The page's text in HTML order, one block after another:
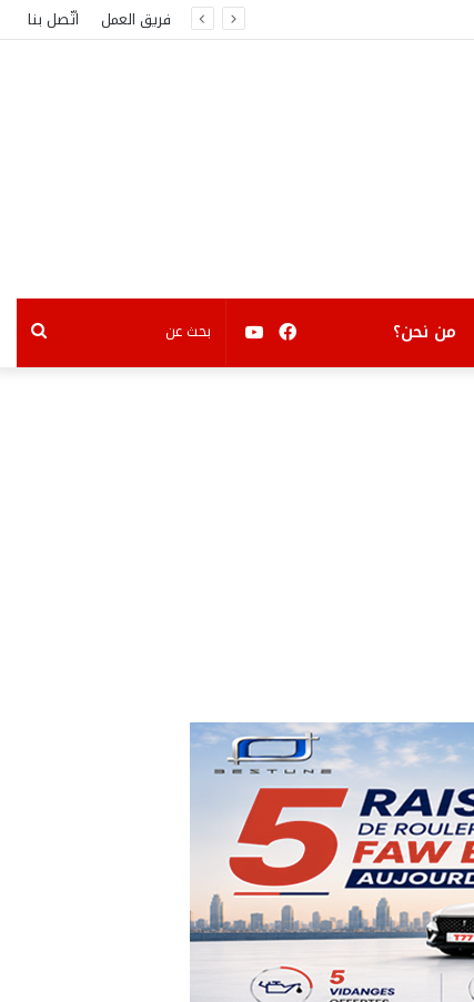
فريق العمل اتّصل بنا
من نحن؟ بحث يوتيوبفيسبوك